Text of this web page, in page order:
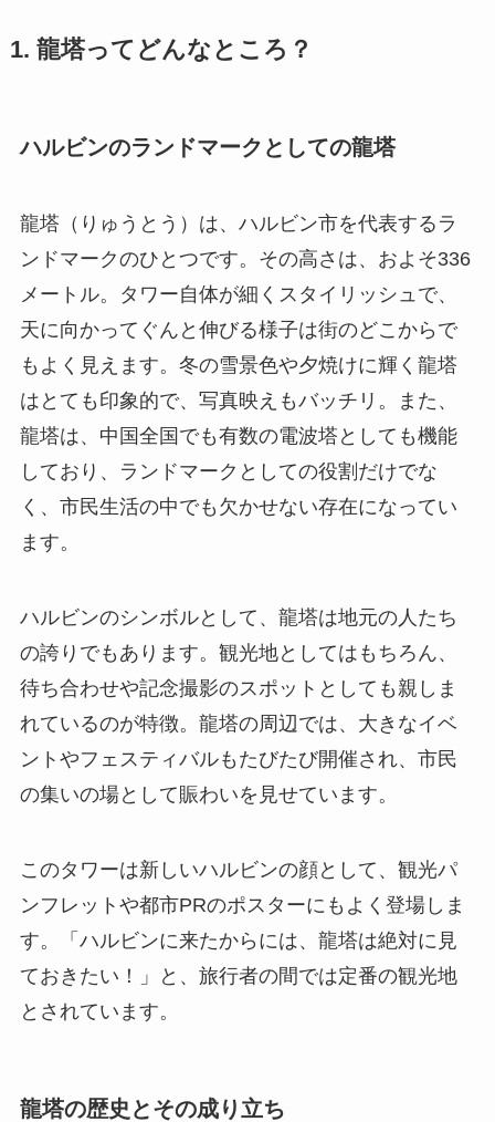
1. 龍塔ってどんなところ？
ハルビンのランドマークとしての龍塔
龍塔（りゅうとう）は、ハルビン市を代表するラ
ンドマークのひとつです。その高さは、およそ336
メートル。タワー自体が細くスタイリッシュで、
天に向かってぐんと伸びる様子は街のどこからで
もよく見えます。冬の雪景色や夕焼けに輝く龍塔
はとても印象的で、写真映えもバッチリ。また、
龍塔は、中国全国でも有数の電波塔としても機能
しており、ランドマークとしての役割だけでな
く、市民生活の中でも欠かせない存在になってい
ます。
ハルビンのシンボルとして、龍塔は地元の人たち
の誇りでもあります。観光地としてはもちろん、
待ち合わせや記念撮影のスポットとしても親しま
れているのが特徴。龍塔の周辺では、大きなイベ
ントやフェスティバルもたびたび開催され、市民
の集いの場として賑わいを見せています。
このタワーは新しいハルビンの顔として、観光パ
ンフレットや都市PRのポスターにもよく登場しま
す。「ハルビンに来たからには、龍塔は絶対に見
ておきたい！」と、旅行者の間では定番の観光地
とされています。
龍塔の歴史とその成り立ち